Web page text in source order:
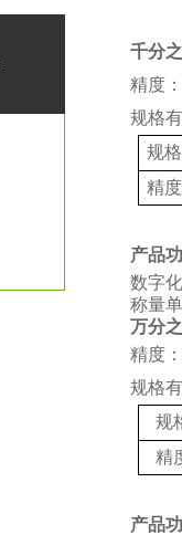
千分
精度
规格
规格
精度
产品
数字
称量
万分
精度
规格
规
精
产品